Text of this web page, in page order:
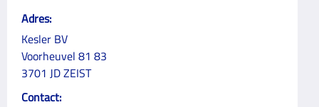
Adres:
Kesler BV
Voorheuvel 81 83
3701 JD ZEIST
Contact: